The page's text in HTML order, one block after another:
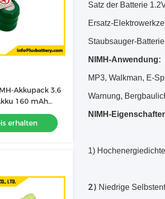
Akkupack 3,6
160 mAh
erhalten
Satz der Batterie
Ersatz-
Staubsauger-Batterie
NIMH-Anwendung:
MP3, Walkman, E-
Warnung,
NIMH-
1) Hochenergiedichte
2) Niedrige